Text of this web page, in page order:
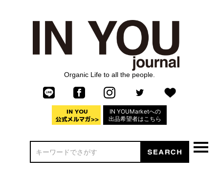
Organic Life to all the people.
IN YOUMarketへの
出品希望者はこちら